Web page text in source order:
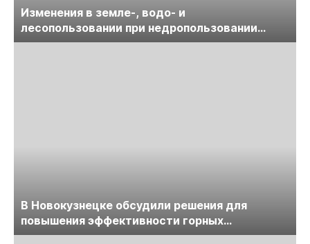
Изменения в земле-, водо- и
лесопользовании при недропользовании
обсудят на семинаре «ПравоТЭК»
В Новокузнецке обсудили решения для
повышения эффективности горных
предприятий